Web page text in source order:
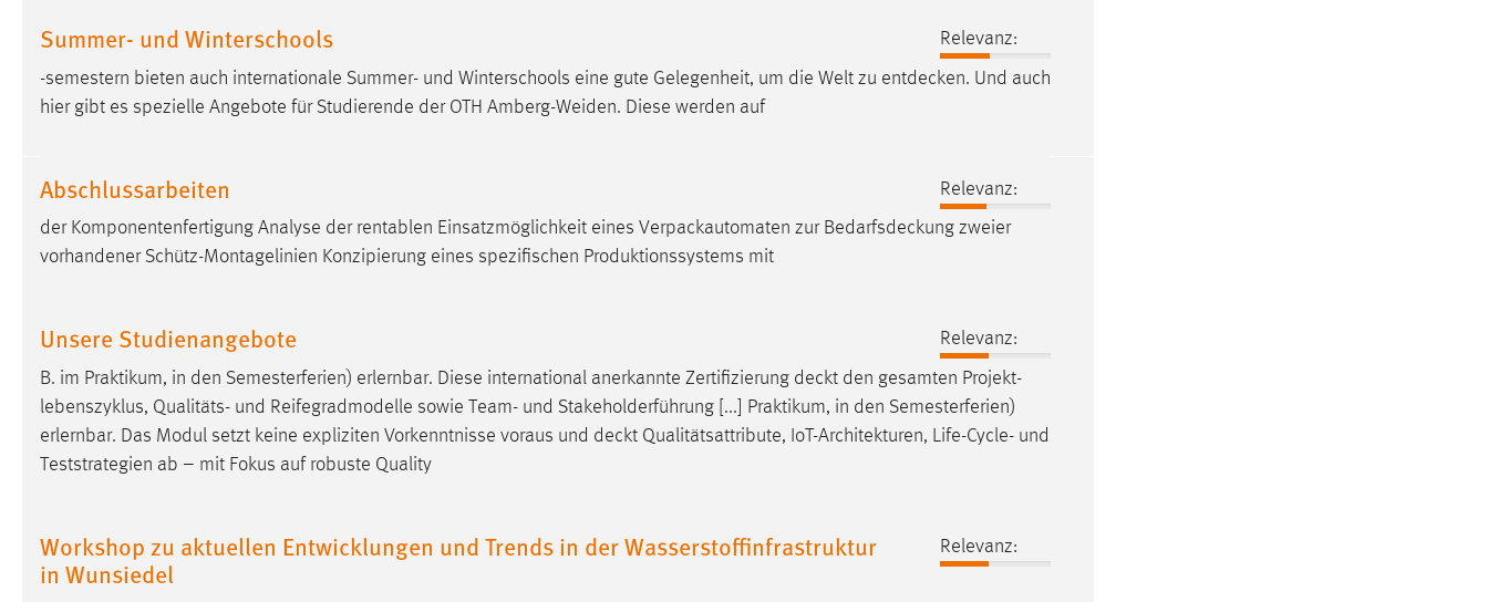
Summer- und Winterschools
Relevanz:
-semestern bieten auch internationale Summer- und Winterschools eine gute Gelegenheit, um die Welt zu entdecken. Und auch
hier gibt es spezielle Angebote für Studierende der OTH Amberg-Weiden. Diese werden auf
Abschlussarbeiten
Relevanz:
der Komponentenfertigung Analyse der rentablen Einsatzmöglichkeit eines Verpackautomaten zur Bedarfsdeckung zweier
vorhandener Schütz-Montagelinien Konzipierung eines spezifischen Produktionssystems mit
Unsere Studienangebote
Relevanz:
B. im Praktikum, in den Semesterferien) erlernbar. Diese international anerkannte Zertifizierung deckt den gesamten Projekt­
lebenszyklus, Qualitäts- und Reifegradmodelle sowie Team- und Stakeholderführung [...] Praktikum, in den Semesterferien)
erlernbar. Das Modul setzt keine expliziten Vorkenntnisse voraus und deckt Qualitätsattribute, IoT-Architekturen, Life-Cycle- und
Teststrategien ab – mit Fokus auf robuste Quality
Workshop zu aktuellen Entwicklungen und Trends in der Wasserstoffinfrastruktur
in Wunsiedel
Relevanz:
Name: _gcl_au
Anbieter: Google Ireland Limited
Facebook Pixel
Cookie Laufzeit: 3 Monate
Plattformen anzeigen zu können, werden von diesen
externen Medien Cookies gesetzt.